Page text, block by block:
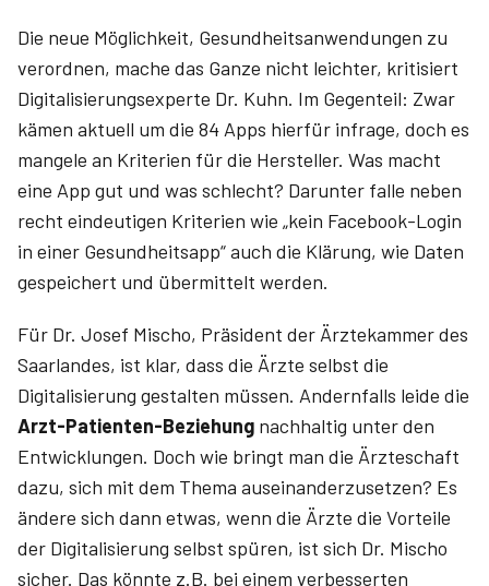
Die neue Möglichkeit, Gesundheitsanwendungen zu
verordnen, mache das Ganze nicht leichter, kritisiert
Digitalisierungsexperte Dr. Kuhn. Im Gegenteil: Zwar
kämen aktuell um die 84 Apps hierfür infrage, doch es
mangele an Kriterien für die Hersteller. Was macht
eine App gut und was schlecht? Darunter falle neben
recht eindeutigen Kriterien wie „kein Facebook-Login
in einer Gesundheitsapp“ auch die Klärung, wie Daten
gespeichert und übermittelt werden.
Für Dr. Josef Mischo, Präsident der Ärztekammer des
Saarlandes, ist klar, dass die Ärzte selbst die
Digitalisierung gestalten müssen. Andernfalls leide die
Arzt-Patienten-Beziehung nachhaltig unter den
Entwicklungen. Doch wie bringt man die Ärzteschaft
dazu, sich mit dem Thema auseinanderzusetzen? Es
ändere sich dann etwas, wenn die Ärzte die Vorteile
der Digitalisierung selbst spüren, ist sich Dr. Mischo
sicher. Das könnte z.B. bei einem verbesserten